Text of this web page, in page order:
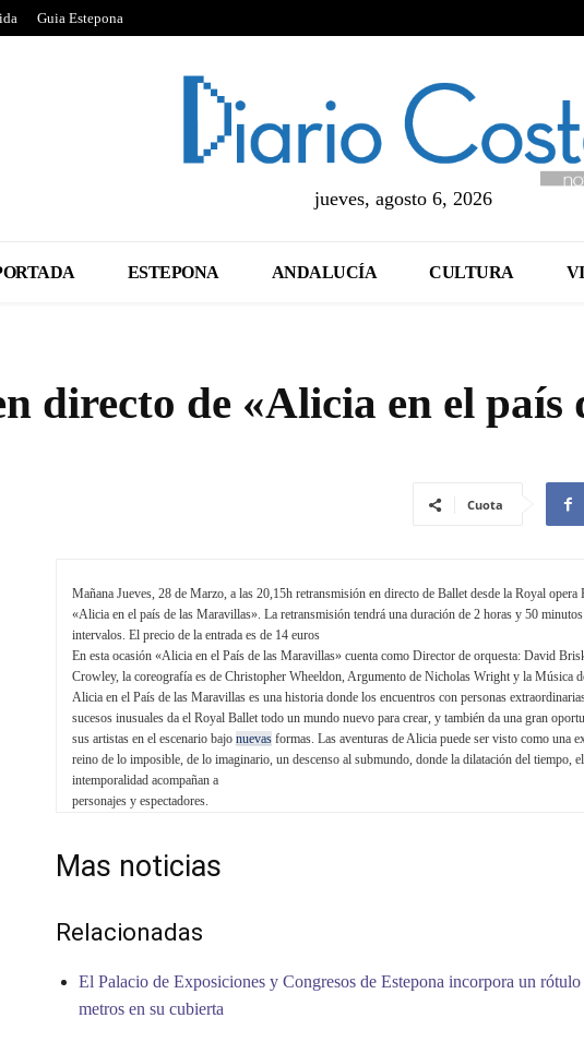
Guia Estepona
jueves, agosto 6, 2026
ESTEPONA ANDALUCÍA CULTURA
directo de «Alicia en el país
Cuota
Mañana Jueves, 28 de Marzo, a las 20,15h retransmisión en directo de Ballet desde la Royal opera
«Alicia en el país de las Maravillas». La retransmisión tendrá una duración de 2 horas y 50
intervalos. El precio de la entrada es de 14 euros
En esta ocasión «Alicia en el País de las Maravillas» cuenta como Director de orquesta: David
Crowley, la coreografía es de Christopher Wheeldon, Argumento de Nicholas Wright y la Música
Alicia en el País de las Maravillas es una historia donde los encuentros con personas
sucesos inusuales da el Royal Ballet todo un mundo nuevo para crear, y también da una gran
sus artistas en el escenario bajo nuevasformas. Las aventuras de Alicia puede ser visto como una
reino de lo imposible, de lo imaginario, un descenso al submundo, donde la dilatación del tiempo,
intemporalidad acompañan a
personajes y espectadores.
Mas noticias
Relacionadas
El Palacio de Exposiciones y Congresos de Estepona incorpora un
metros en su cubierta